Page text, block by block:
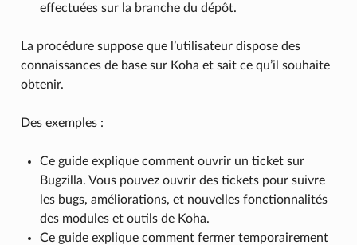
effectuées sur la branche du dépôt.
La procédure suppose que l’utilisateur dispose des
connaissances de base sur Koha et sait ce qu’il souhaite
obtenir.
Des exemples :
Ce guide explique comment ouvrir un ticket sur
Bugzilla. Vous pouvez ouvrir des tickets pour suivre
les bugs, améliorations, et nouvelles fonctionnalités
des modules et outils de Koha.
Ce guide explique comment fermer temporairement